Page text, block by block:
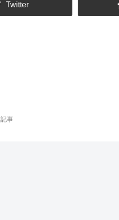
Twitter
記事